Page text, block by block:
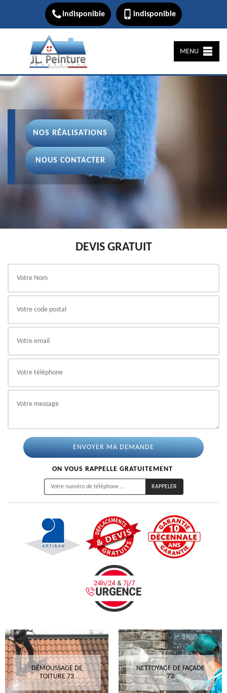
indisponible indisponible
MENU
NOS RÉALISATIONS
NOUS CONTACTER
DEVIS GRATUIT
ON VOUS RAPPELLE GRATUITEMENT
DÉMOUSSAGE DE
TOITURE 73
NETTOYAGE DE FAÇADE
73